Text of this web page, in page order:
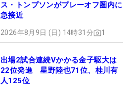
ス・トンプソンがプレーオフ圏内に
急接近
2026年8月9日 (日) 14時31分 1
出場2試合連続Vかかる金子駆大は
22位発進 星野陸也71位、桂川有
人125位